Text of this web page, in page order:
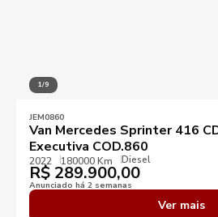
1/9
JEM0860
Van Mercedes Sprinter 416
Executiva COD.860
2022 180000 Km Diesel
R$ 289.900,00
Anunciado há 2 semanas
Ver mais